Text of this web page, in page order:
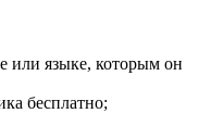
или языке, которым он
бесплатно;